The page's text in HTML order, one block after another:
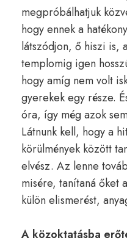
megpróbálhatjuk
hogy ennek a
látszódjon, ő hiszi is,
templomig igen
hogy amíg nem volt
gyerekek egy része.
óra, így még azok
Látnunk kell, hogy a
körülmények között
elvész. Az lenne
misére, tanítaná őket
külön elismerést,
A közoktatásba